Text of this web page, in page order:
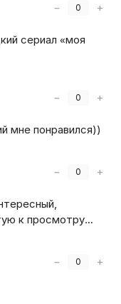
− 0 +
сериал «моя
− 0 +
мне понравился))
− 0 +
к просмотру…
− 0 +